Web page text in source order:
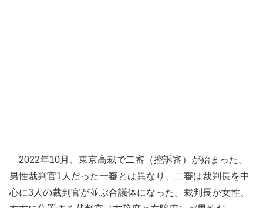
2022年10月、東京高裁で二審（控訴審）が始まった。
男性裁判官1人だった一審とは異なり、二審は裁判長を中
心に3人の裁判官が並ぶ合議体になった。裁判長が女性、